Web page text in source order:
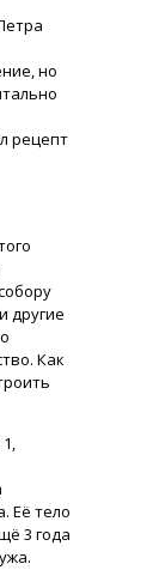
но
рецепт
другие
Как
Её тело
3 года